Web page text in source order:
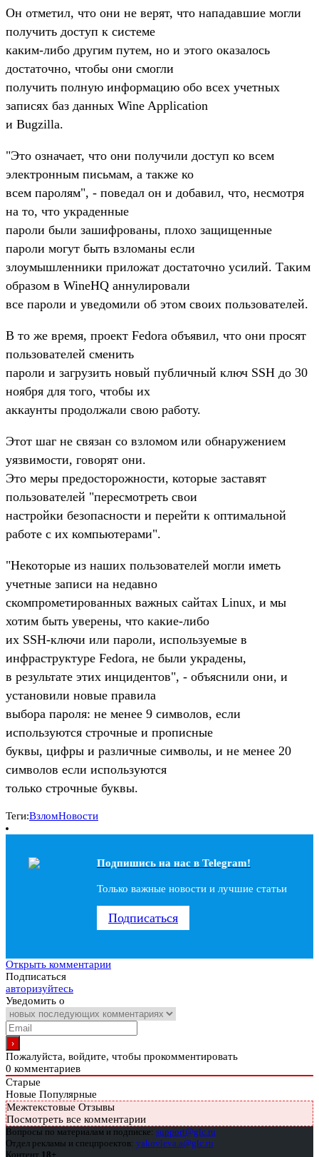
Он отметил, что они не верят, что нападавшие могли
получить доступ к системе
каким-либо другим путем, но и этого оказалось
достаточно, чтобы они смогли
получить полную информацию обо всех учетных
записях баз данных Wine Application
и Bugzilla.
"Это означает, что они получили доступ ко всем
электронным письмам, а также ко
всем паролям", - поведал он и добавил, что, несмотря
на то, что украденные
пароли были зашифрованы, плохо защищенные
пароли могут быть взломаны если
злоумышленники приложат достаточно усилий. Таким
образом в WineHQ аннулировали
все пароли и уведомили об этом своих пользователей.
В то же время, проект Fedora объявил, что они просят
пользователей сменить
пароли и загрузить новый публичный ключ SSH до 30
ноября для того, чтобы их
аккаунты продолжали свою работу.
Этот шаг не связан со взломом или обнаружением
уязвимости, говорят они.
Это меры предосторожности, которые заставят
пользователей "пересмотреть свои
настройки безопасности и перейти к оптимальной
работе с их компьютерами".
"Некоторые из наших пользователей могли иметь
учетные записи на недавно
скомпрометированных важных сайтах Linux, и мы
хотим быть уверены, что какие-либо
их SSH-ключи или пароли, используемые в
инфраструктуре Fedora, не были украдены,
в результате этих инцидентов", - объяснили они, и
установили новые правила
выбора пароля: не менее 9 символов, если
используются строчные и прописные
буквы, цифры и различные символы, и не менее 20
символов если используются
только строчные буквы.
Теги:ВзломНовости
Подпишись на наc в Telegram!
Только важные новости и лучшие статьи
Подписаться
Открыть комментарии
Подписаться
авторизуйтесь
Уведомить о
Пожалуйста, войдите, чтобы прокомментировать
0 комментариев
Старые
Новые Популярные
Межтекстовые Отзывы
Посмотреть все комментарии
Вопросы по материалам и подписке: support@glc.ru
Отдел рекламы и спецпроектов: yakovleva.a@glc.ru
Контент 18+